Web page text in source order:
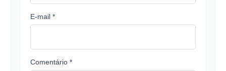
E-mail *
Comentário *